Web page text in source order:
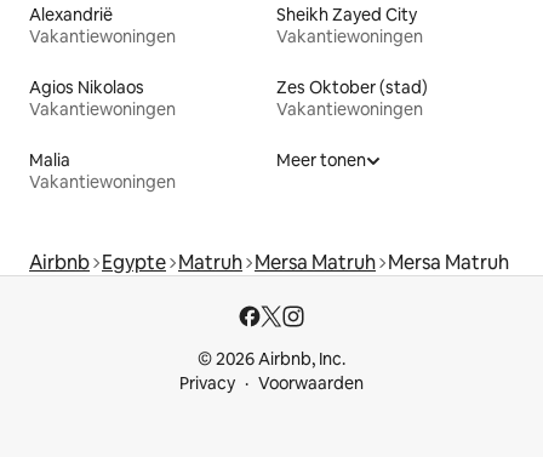
Alexandrië
Vakantiewoningen
Sheikh Zayed City
Vakantiewoningen
Agios Nikolaos
Vakantiewoningen
Zes Oktober (stad)
Vakantiewoningen
Malia
Vakantiewoningen
Meer tonen
Airbnb Egypte Matruh Mersa Matruh Mersa Matruh
© 2026 Airbnb, Inc.
Privacy
Voorwaarden